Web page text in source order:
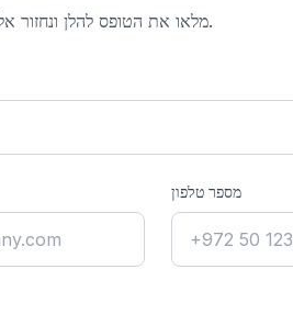
מלאו את הטופס להלן ונחזור אליכם תוך 24 שעות.
מספר טלפון